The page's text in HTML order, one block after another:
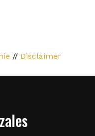
// Disclaimer